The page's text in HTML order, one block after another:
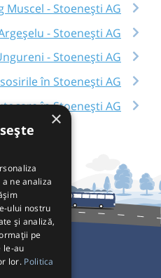
- Stoenești AG
- Stoenești AG
- Stoenești AG
în Stoenești AG
în Stoenești AG
×
ne analiza
ului nostru
și analiză,
pe
le-au
lor. Politica